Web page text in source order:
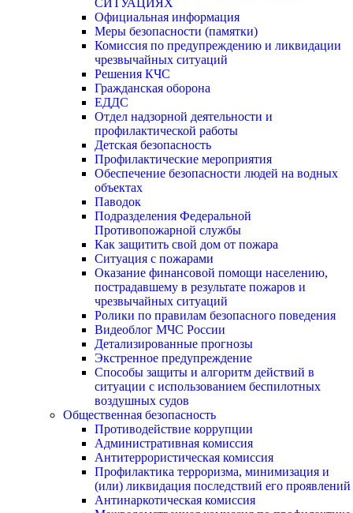
СИТУАЦИЯХ
Официальная информация
Меры безопасности (памятки)
Комиссия по предупреждению и ликвидации
чрезвычайных ситуаций
Решения КЧС
Гражданская оборона
ЕДДС
Отдел надзорной деятельности и
профилактической работы
Детская безопасность
Профилактические мероприятия
Обеспечение безопасности людей на водных
объектах
Паводок
Подразделения Федеральной
Противопожарной службы
Как защитить свой дом от пожара
Ситуация с пожарами
Оказание финансовой помощи населению,
пострадавшему в результате пожаров и
чрезвычайных ситуаций
Ролики по правилам безопасного поведения
Видеоблог МЧС России
Детализированные прогнозы
Экстренное предупреждение
Способы защиты и алгоритм действий в
ситуации с использованием беспилотных
воздушных судов
Общественная безопасность
Противодействие коррупции
Административная комиссия
Антитеррористическая комиссия
Профилактика терроризма, минимизация и
(или) ликвидация последствий его проявлений
Антинаркотическая комиссия